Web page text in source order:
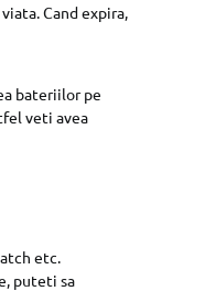
Cand expira,
bateriilor pe
veti avea
etc.
puteti sa